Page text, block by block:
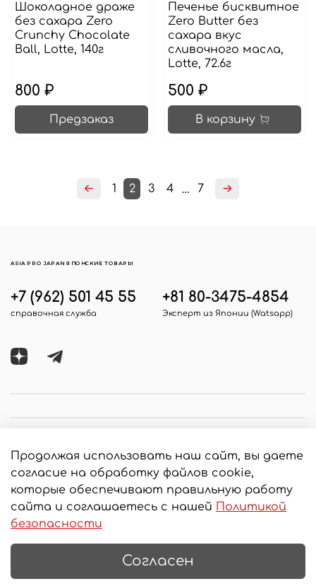
Шоколадное драже
без сахара Zero
Crunchy Chocolate
Ball, Lotte, 140г
800 ₽
Предзаказ
Печенье бисквитное
Zero Butter без
сахара вкус
сливочного масла,
Lotte, 72.6г
500 ₽
В корзину
1 2 3 4 … 7
+7 (962) 501 45 55
справочная служба
+81 80-3475-4854
Эксперт из Японии (Watsapp)
ASIA PRO JAPAN ЯПОНСКИЕ ТОВАРЫ
© 2020 Любое использование контента без
письменного разрешения запрещено
Интернет-магазин создан на InSales
Продолжая использовать наш сайт, вы даете
согласие на обработку файлов cookie,
которые обеспечивают правильную работу
сайта и соглашаетесь с нашей Политикой
безопасности
Согласен